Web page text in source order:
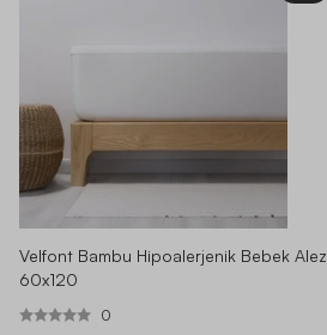
Velfont Bambu Hipoalerjenik Bebek Alez
60x120
0